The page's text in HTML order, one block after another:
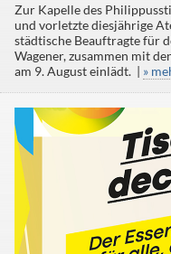
Zur Kapelle des
und vorletzte diesjährige
städtische Beauftragte für
Wagener, zusammen mit
am 9. August einlädt. | »